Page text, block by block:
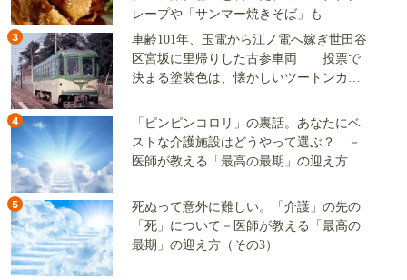
レープや「サンマー焼きそば」も
3
車齢101年、玉電から江ノ電へ嫁ぎ世田谷
区宮坂に里帰りした古参車両 投票で
決まる塗装色は、懐かしいツートンカラ
4
「ピンピンコロリ」の裏話。あなたにベ
ストな介護施設はどうやって選ぶ？ －
医師が教える「最高の最期」の迎え方
5
死ぬって意外に難しい。「介護」の先の
「死」について－医師が教える「最高の
最期」の迎え方（その3）